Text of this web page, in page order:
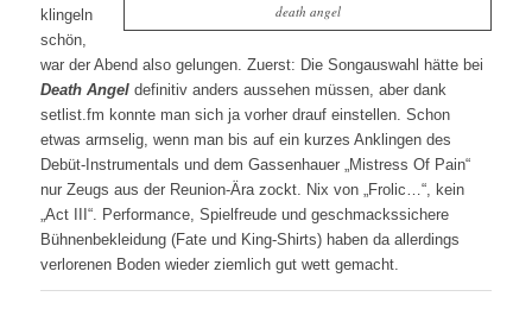
death angel
klingeln
schön,
war der Abend also gelungen. Zuerst: Die Songauswahl hätte bei
Death Angeldefinitiv anders aussehen müssen, aber dank
setlist.fm konnte man sich ja vorher drauf einstellen. Schon
etwas armselig, wenn man bis auf ein kurzes Anklingen des
Debüt-Instrumentals und dem Gassenhauer „Mistress Of Pain“
nur Zeugs aus der Reunion-Ära zockt. Nix von „Frolic…“, kein
„Act III“. Performance, Spielfreude und geschmackssichere
Bühnenbekleidung (Fate und King-Shirts) haben da allerdings
verlorenen Boden wieder ziemlich gut wett gemacht.